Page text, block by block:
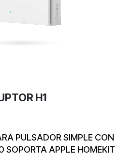
H1
PULSADOR SIMPLE CON
SOPORTA APPLE HOMEKIT